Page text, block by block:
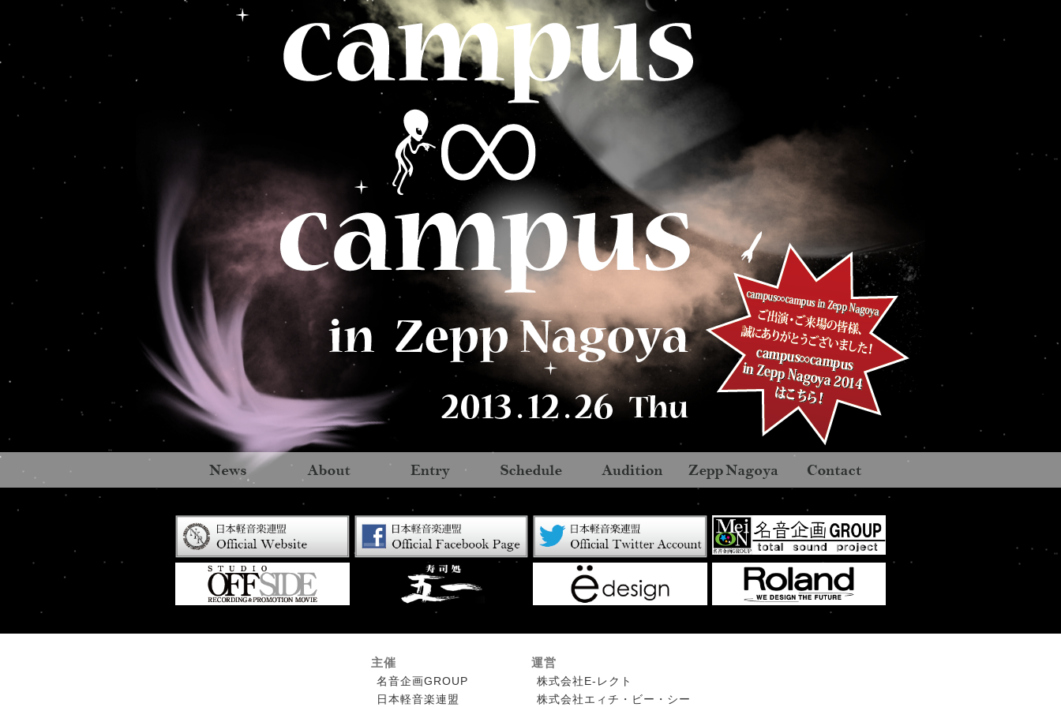
主催
名音企画GROUP
日本軽音楽連盟
運営
株式会社E-レクト
株式会社エィチ・ビー・シー